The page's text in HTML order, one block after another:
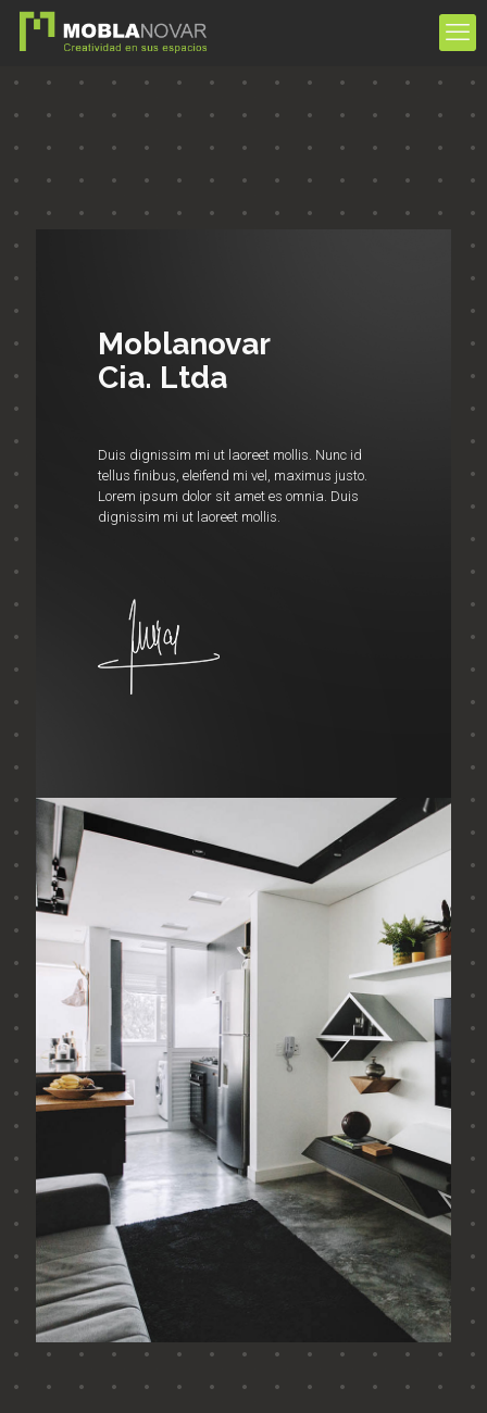
Moblanovar
Cia. Ltda
Duis dignissim mi ut laoreet mollis. Nunc id
tellus finibus, eleifend mi vel, maximus justo.
Lorem ipsum dolor sit amet es omnia. Duis
dignissim mi ut laoreet mollis.